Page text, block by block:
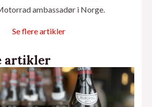
ambassadør i Norge.
Se flere artikler
artikler